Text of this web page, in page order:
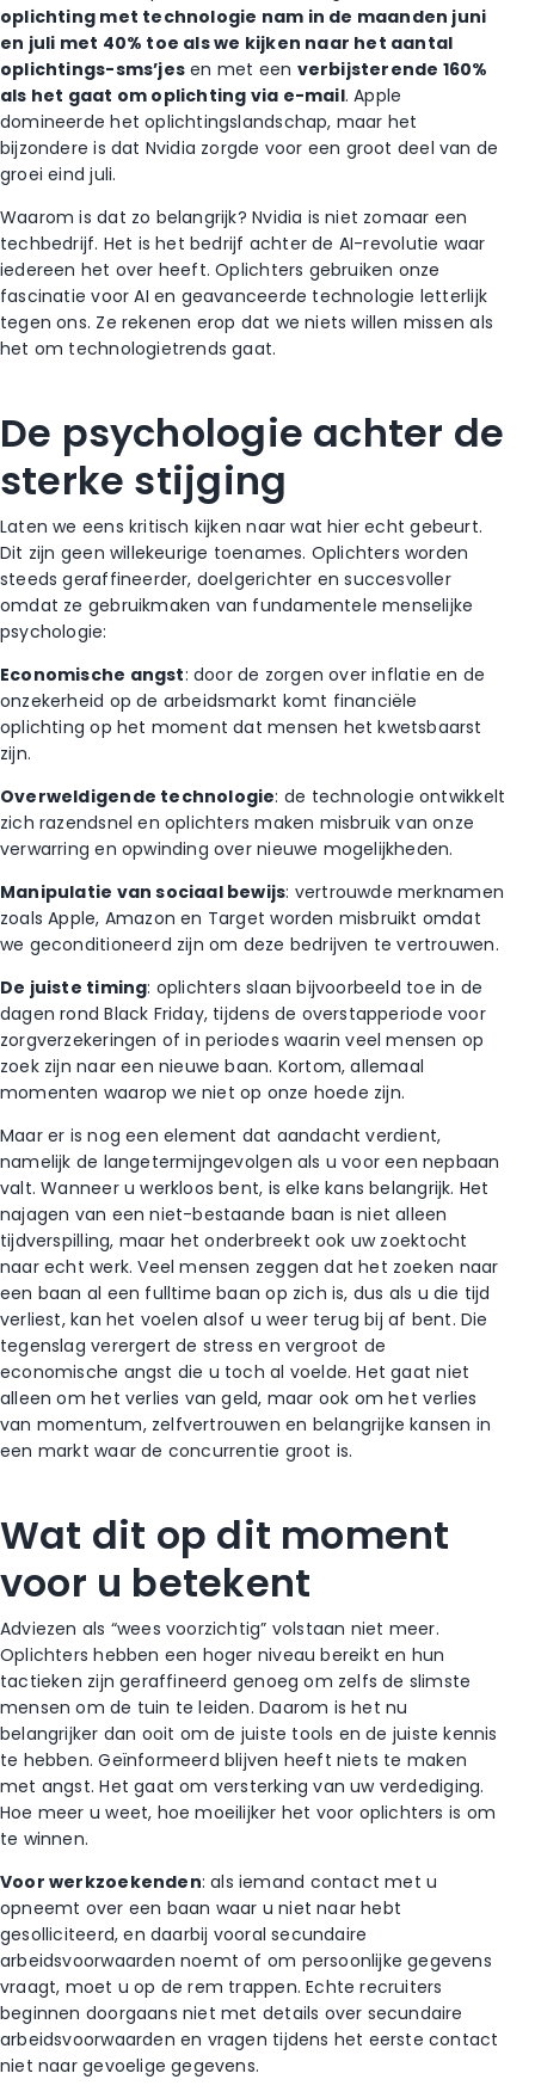
oplichting met technologie nam in de maanden juni
en juli met 40% toe als we kijken naar het aantal
oplichtings-sms’jes en met een verbijsterende 160%
als het gaat om oplichting via e-mail. Apple
domineerde het oplichtingslandschap, maar het
bijzondere is dat Nvidia zorgde voor een groot deel van de
groei eind juli.
Waarom is dat zo belangrijk? Nvidia is niet zomaar een
techbedrijf. Het is het bedrijf achter de AI-revolutie waar
iedereen het over heeft. Oplichters gebruiken onze
fascinatie voor AI en geavanceerde technologie letterlijk
tegen ons. Ze rekenen erop dat we niets willen missen als
het om technologietrends gaat.
De psychologie achter de
sterke stijging
Laten we eens kritisch kijken naar wat hier echt gebeurt.
Dit zijn geen willekeurige toenames. Oplichters worden
steeds geraffineerder, doelgerichter en succesvoller
omdat ze gebruikmaken van fundamentele menselijke
psychologie:
Economische angst: door de zorgen over inflatie en de
onzekerheid op de arbeidsmarkt komt financiële
oplichting op het moment dat mensen het kwetsbaarst
zijn.
Overweldigende technologie: de technologie ontwikkelt
zich razendsnel en oplichters maken misbruik van onze
verwarring en opwinding over nieuwe mogelijkheden.
Manipulatie van sociaal bewijs: vertrouwde merknamen
zoals Apple, Amazon en Target worden misbruikt omdat
we geconditioneerd zijn om deze bedrijven te vertrouwen.
De juiste timing: oplichters slaan bijvoorbeeld toe in de
dagen rond Black Friday, tijdens de overstapperiode voor
zorgverzekeringen of in periodes waarin veel mensen op
zoek zijn naar een nieuwe baan. Kortom, allemaal
momenten waarop we niet op onze hoede zijn.
Maarer is nog een element dat aandacht verdient,
namelijk de langetermijngevolgen als u voor een nepbaan
valt. Wanneer u werkloos bent, is elke kans belangrijk. Het
najagen van een niet-bestaande baan is niet alleen
tijdverspilling, maar het onderbreekt ook uw zoektocht
naar echt werk.Veel mensen zeggen dat het zoeken naar
een baan al een fulltime baan op zich is, dus als u die tijd
verliest, kan het voelen alsof u weer terug bij af bent. Die
tegenslag verergert de stress en vergroot de
economische angst die u toch al voelde.Het gaat niet
alleen om het verlies van geld, maar ook om het verlies
van momentum, zelfvertrouwen en belangrijke kansen in
een markt waar de concurrentie groot is.
Wat dit op dit moment
voor u betekent
Adviezen als “wees voorzichtig” volstaan niet meer.
Oplichters hebben een hoger niveau bereikt en hun
tactieken zijn geraffineerd genoeg om zelfs de slimste
mensen om de tuin te leiden.Daarom is hetnu
belangrijker dan ooit om de juiste tools en de juiste kennis
te hebben. Geïnformeerd blijven heeft niets te maken
met angst.Het gaat om versterking van uw verdediging.
Hoe meer u weet, hoe moeilijker het voor oplichters is om
te winnen.
Voor werkzoekenden: als iemand contact met u
opneemt over een baan waar u niet naar hebt
gesolliciteerd, en daarbij vooral secundaire
arbeidsvoorwaarden noemt of om persoonlijke gegevens
vraagt, moet u op de rem trappen. Echte recruiters
beginnen doorgaans niet met details over secundaire
arbeidsvoorwaarden en vragen tijdens het eerste contact
niet naar gevoelige gegevens.